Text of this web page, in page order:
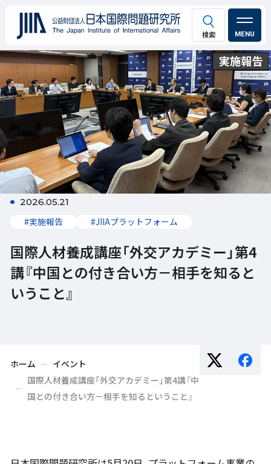
MENU
2026.05.21
#実施報告 #JIIAプラットフォーム
国際人材養成講座「外交アカデミー」第4
講『中国との付き合い方－相手を知ると
いうこと』
ホーム
イベント
国際人材養成講座「外交アカデミー」第4講『中
国との付き合い方－相手を知るということ』